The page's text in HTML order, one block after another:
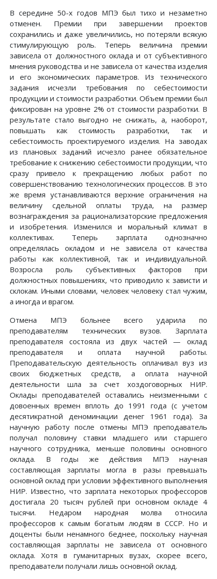
В середине 50-х годов МПЭ был тихо и незаметно
отменен. Премии при завершении проектов
сохранились и даже увеличились, но потеряли всякую
стимулирующую роль. Теперь величина премии
зависела от должностного оклада и от субъективного
мнения руководства и не зависела от качества изделия
и его экономических параметров. Из технического
задания исчезли требования по себестоимости
продукции и стоимости разработки. Объем премии был
фиксирован на уровне 2% от стоимости разработки. В
результате стало выгодно не снижать, а, наоборот,
повышать как стоимость разработки, так и
себестоимость проектируемого изделия. На заводах
из плановых заданий исчезло ранее обязательное
требование к снижению себестоимости продукции, что
сразу привело к прекращению любых работ по
совершенствованию технологических процессов. В это
же время устанавливаются верхние ограничения на
величину сдельной оплаты труда, на размер
вознаграждения за рационализаторские предложения
и изобретения. Изменился и моральный климат в
коллективах. Теперь зарплата однозначно
определялась окладом и не зависела от качества
работы как коллективной, так и индивидуальной.
Возросла роль субъективных факторов при
должностных повышениях, что приводило к зависти и
склокам. Иными словами, человек человеку стал чужим,
а иногда и врагом.
Отмена МПЭ больнее всего ударила по
преподавателям технических вузов. Зарплата
преподавателя состояла из двух частей — оклад
преподавателя и оплата научной работы.
Преподавательскую деятельность оплачивал вуз из
своих бюджетных средств, а оплата научной
деятельности шла за счет хоздоговорных НИР.
Оклады преподавателей оставались неизменными с
довоенных времен вплоть до 1991 года (с учетом
десятикратной деноминации денег 1961 года). За
научную работу после отмены МПЭ преподаватель
получал половину ставки младшего или старшего
научного сотрудника, меньше половины основного
оклада. В годы же действия МПЭ научная
составляющая зарплаты могла в разы превышать
основной оклад при условии эффективного выполнения
НИР. Известно, что зарплата некоторых профессоров
достигала 20 тысяч рублей при основном окладе 4
тысячи. Недаром народная молва относила
профессоров к самым богатым людям в СССР. Но и
доценты были ненамного беднее, поскольку научная
составляющая зарплаты не зависела от основного
оклада. Хотя в гуманитарных вузах, скорее всего,
преподаватели получали лишь основной оклад.